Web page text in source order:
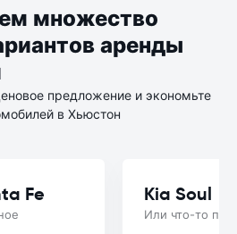
множество
аренды
предложение и экономьте
в Хьюстон
Fe Kia Soul
Или что-то